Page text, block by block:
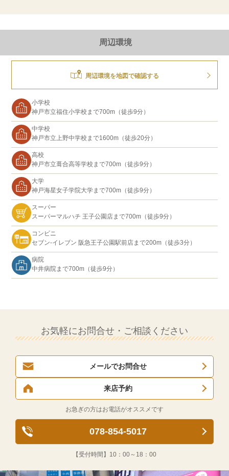
周辺環境
周辺環境を地図で確認する
小学校
神戸市立福住小学校まで700m（徒歩9分）
中学校
神戸市立上野中学校まで1600m（徒歩20分）
高校
神戸市立葺合高等学校まで700m（徒歩9分）
大学
神戸海星女子学院大学まで700m（徒歩9分）
スーパー
スーパーマルハチ 王子公園店まで700m（徒歩9分）
コンビニ
セブン-イレブン 阪急王子公園駅前店まで200m（徒歩3分）
病院
中井病院まで700m（徒歩9分）
お気軽にお問合せ・ご相談ください
メールでお問合せ
来店予約
お急ぎの方はお電話がオススメです
078-854-5017
【受付時間】 10：00～18：00